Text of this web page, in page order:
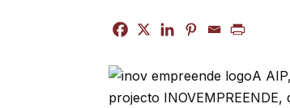
A
projecto